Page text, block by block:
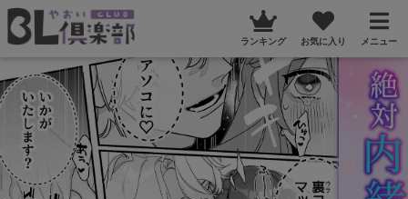
ランキング お気に入り メニュー